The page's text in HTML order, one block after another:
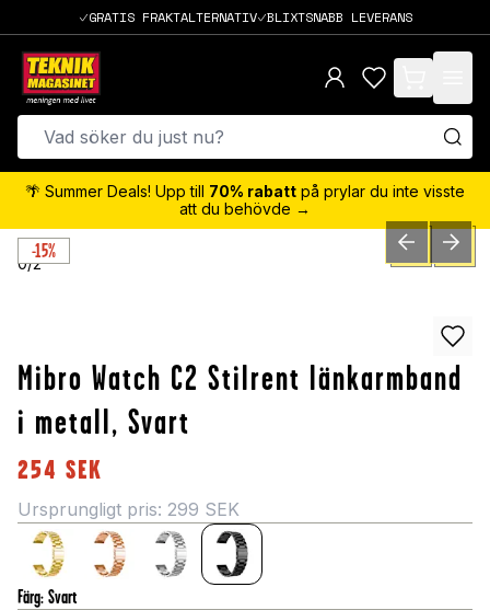
GRATIS FRAKTALTERNATIV BLIXTSNABB LEVERANS
items in cart,
🌴 Summer Deals! Upp till 70% rabatt på prylar du inte visste
att du behövde →
-15%
0/2 PREVIOUSNEXT
Mibro Watch C2 Stilrent länkarmband
i metall, Svart
254 SEK
Ursprungligt pris: 299 SEK
Färg: Svart